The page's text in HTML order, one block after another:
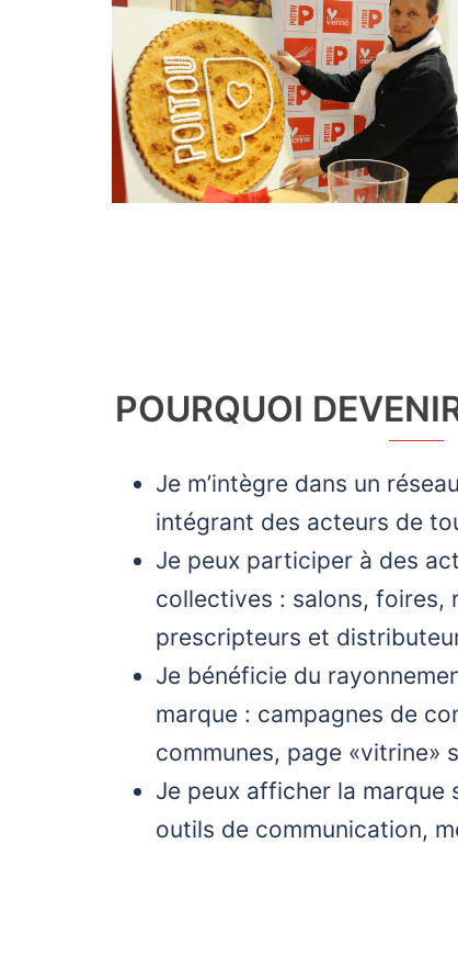
POURQUOI
Je m’intègre dans un
intégrant des acteurs de
Je peux participer à des
collectives : salons, foires,
prescripteurs et
Je bénéficie du
marque : campagnes de
communes, page «vitrine»
Je peux afficher la marque
outils de communication,